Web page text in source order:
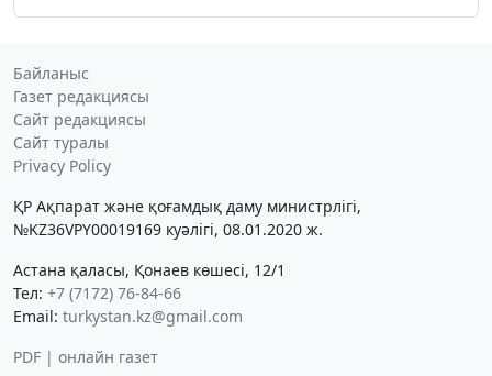
Байланыс
Газет редакциясы
Сайт редакциясы
Сайт туралы
Privacy Policy
ҚР Ақпарат және қоғамдық даму министрлігі,
№KZ36VPY00019169 куәлігі, 08.01.2020 ж.
Астана қаласы, Қонаев көшесі, 12/1
Тел: +7 (7172) 76-84-66
Email: turkystan.kz@gmail.com
PDF | онлайн газет